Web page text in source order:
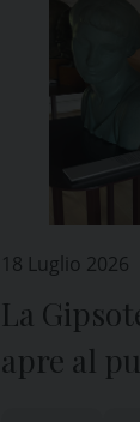
18 Luglio 2026
La
apre al